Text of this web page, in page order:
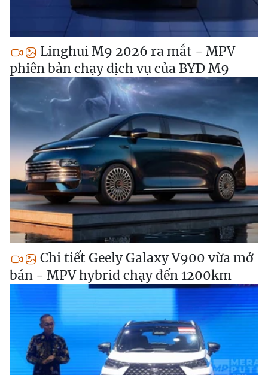
Linghui M9 2026 ra mắt - MPV
phiên bản chạy dịch vụ của BYD M9
Chi tiết Geely Galaxy V900 vừa mở
bán - MPV hybrid chạy đến 1200km